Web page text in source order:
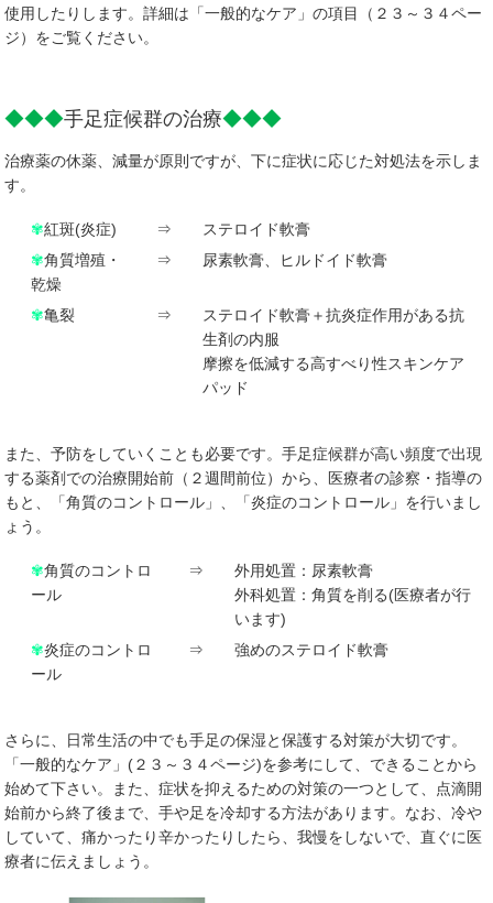
使用したりします。詳細は「一般的なケア」の項目（２３～３４ペー
ジ）をご覧ください。
◆◆◆手足症候群の治療◆◆◆
治療薬の休薬、減量が原則ですが、下に症状に応じた対処法を示しま
す。
✾紅斑(炎症) ⇒
ステロイド軟膏
✾角質増殖・
乾燥
⇒ 尿素軟膏、ヒルドイド軟膏
✾亀裂 ⇒
ステロイド軟膏＋抗炎症作用がある抗
生剤の内服
摩擦を低減する高すべり性スキンケア
パッド
また、予防をしていくことも必要です。手足症候群が高い頻度で出現
する薬剤での治療開始前（２週間前位）から、医療者の診察・指導の
もと、「角質のコントロール」、「炎症のコントロール」を行いまし
ょう。
✾角質のコントロ
ール
⇒
外用処置：尿素軟膏
外科処置：角質を削る(医療者が行
います)
✾炎症のコントロ
ール
⇒ 強めのステロイド軟膏
さらに、日常生活の中でも手足の保湿と保護する対策が大切です。
「一般的なケア」(２３～３４ページ)を参考にして、できることから
始めて下さい。また、症状を抑えるための対策の一つとして、点滴開
始前から終了後まで、手や足を冷却する方法があります。なお、冷や
していて、痛かったり辛かったりしたら、我慢をしないで、直ぐに医
療者に伝えましょう。